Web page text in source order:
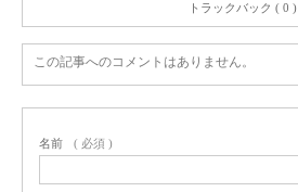
トラックバック ( 0 )
この記事へのコメントはありません。
名前 ( 必須 )